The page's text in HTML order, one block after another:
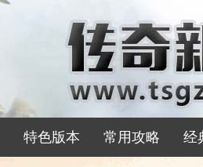
特色版本 常用攻略 经